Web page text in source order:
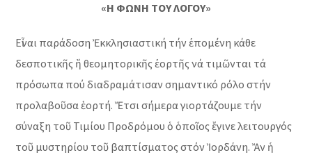
«Η ΦΩΝΗ ΤΟΥ ΛΟΓΟΥ»
Εἶναι παράδοση Ἐκκλησιαστική τήν ἑπομένη κάθε
δεσποτικῆς ἤ θεομητορικῆς ἑορτῆς νά τιμῶνται τά
πρόσωπα πού διαδραμάτισαν σημαντικό ρόλο στήν
προλαβοῦσα ἑορτή. Ἔτσι σήμερα γιορτάζουμε τήν
σύναξη τοῦ Τιμίου Προδρόμου ὁ ὁποῖος ἔγινε λειτουργός
τοῦ μυστηρίου τοῦ βαπτίσματος στόν Ἰορδάνη. Ἄν ἡ